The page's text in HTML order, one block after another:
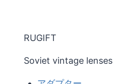
RUGIFT
Soviet vintage lenses